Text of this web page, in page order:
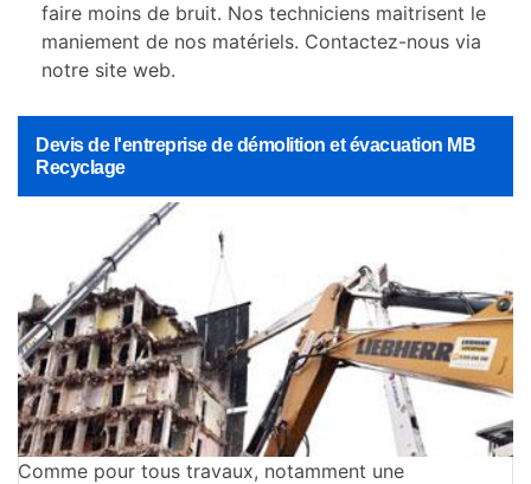
Devis de l'entreprise de démolition et évacuation MB
Recyclage
Comme pour tous travaux, notamment une
faire moins de bruit. Nos techniciens maitrisent le
maniement de nos matériels. Contactez-nous via
notre site web.